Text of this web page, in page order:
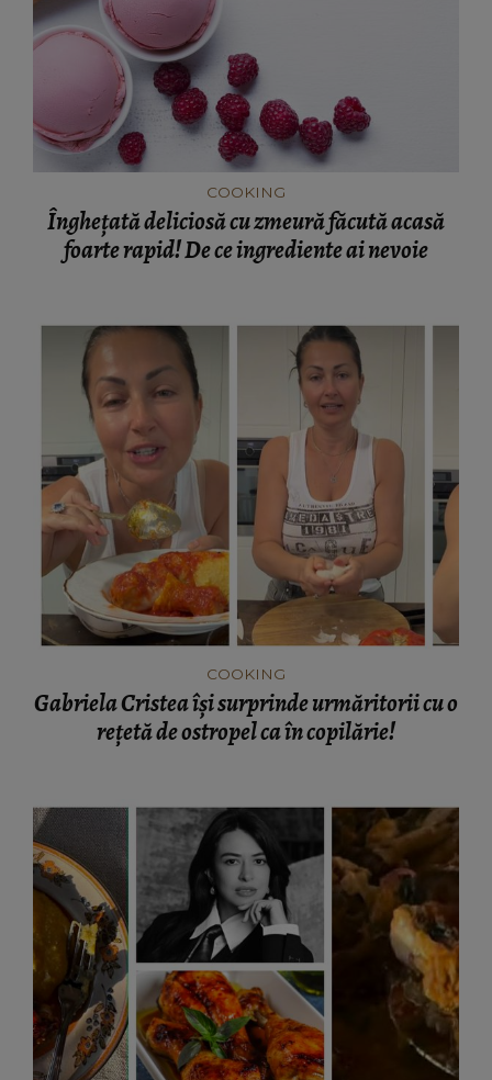
COOKING
Înghețată deliciosă cu zmeură făcută acasă
foarte rapid! De ce ingrediente ai nevoie
COOKING
Gabriela Cristea își surprinde urmăritorii cu o
rețetă de ostropel ca în copilărie!